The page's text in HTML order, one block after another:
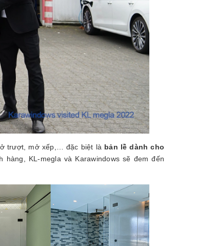
trượt, mở xếp,… đặc biệt là bản lề dành cho
KL-megla và Karawindows sẽ đem đến